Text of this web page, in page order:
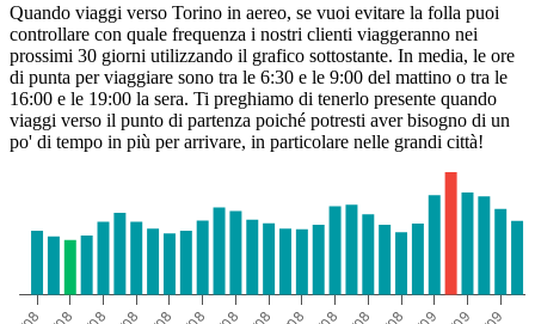
Quando viaggi verso Torino in aereo, se vuoi evitare la folla puoi
controllare con quale frequenza i nostri clienti viaggeranno nei
prossimi 30 giorni utilizzando il grafico sottostante. In media, le ore
di punta per viaggiare sono tra le 6:30 e le 9:00 del mattino o tra le
16:00 e le 19:00 la sera. Ti preghiamo di tenerlo presente quando
viaggi verso il punto di partenza poiché potresti aver bisogno di un
po' di tempo in più per arrivare, in particolare nelle grandi città!